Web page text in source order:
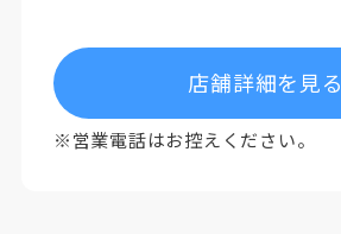
店舗詳細を見る
※営業電話はお控えください。